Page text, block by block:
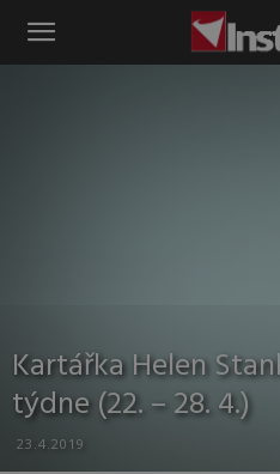
Instinkt
Kartářka Helen
týdne (22. – 28. 4.)
23.4.2019